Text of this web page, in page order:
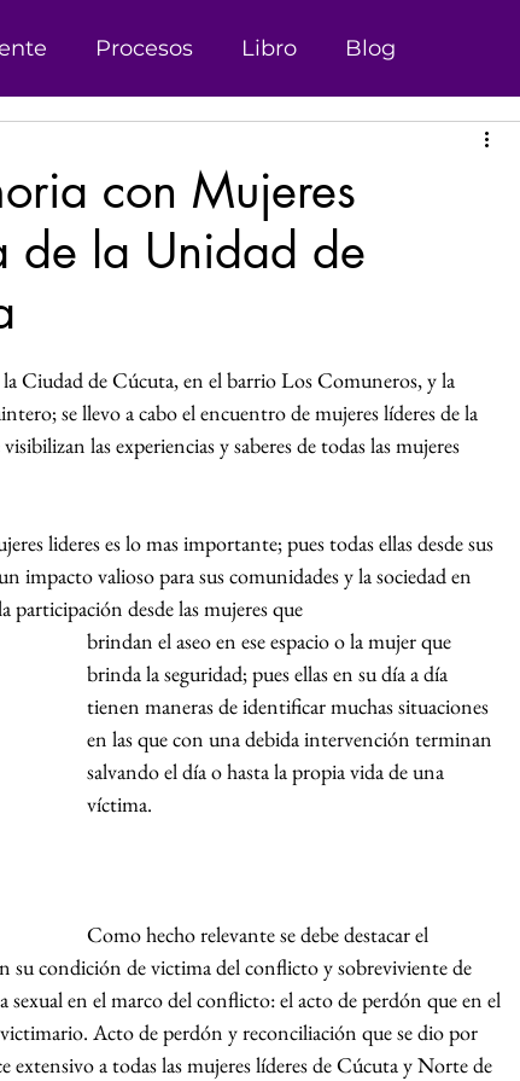
Procesos Libro Blog
Infantil Genero Derechos Humanos
sexual
Justicia Social Revista Donaciones
de Género
con Mujeres
de la Unidad de
Ciudad de Cúcuta, en el barrio Los Comuneros, y la
se llevo a cabo el encuentro de mujeres líderes de la
las experiencias y saberes de todas las mujeres
lideres es lo mas importante; pues todas ellas desde sus
impacto valioso para sus comunidades y la sociedad en
desde las mujeres que
brindan el aseo en ese espacio o la mujer que
brinda la seguridad; pues ellas en su día a día
tienen maneras de identificar muchas situaciones
en las que con una debida intervención terminan
salvando el día o hasta la propia vida de una
víctima.
Como hecho relevante se debe destacar el
condición de victima del conflicto y sobreviviente de
sexual en el marco del conflicto: el acto de perdón que en el
Acto de perdón y reconciliación que se dio por
extensivo a todas las mujeres líderes de Cúcuta y Norte de